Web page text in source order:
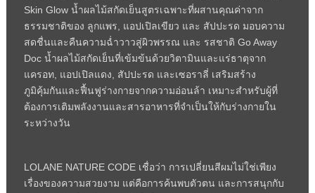
Skin Glow น้ำผลไม้สกัดเย็นสูตรเฉพาะที่ผสานคุณค่าจาก
ธรรมชาติของ ลูกแพร, แอปเปิลเขียว และ สัปปะรด มอบความ
สดชื่นและคืนความฉ่ำวาวสู่ผิวพรรณ และ รสชาติ Go Away
Doc น้ำผลไม้สกัดเย็นที่เข้มข้นด้วยวิตามินและแร่ธาตุจาก
แครอท, แอปเปิลแดง, สัปปะรด และเซอราลี่ เสริมสร้าง
ภูมิคุ้มกันและฟื้นฟูร่างกายจากความอ่อนล้า เหมาะสำหรับผู้ที่
ต้องการเติมพลังงานและสารอาหารที่จำเป็นให้กับร่างกายใน
ระหว่างวัน
LOLANE NATURE CODE เชื่อว่า การเปลี่ยนสีผมไม่ใช่เพียง
เรื่องของความสวยงาม แต่คือการค้นพบตัวตน และการสนุกกับ